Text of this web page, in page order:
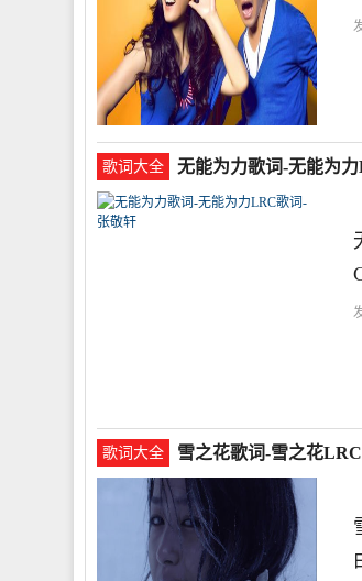
歌词大全 无能为力歌词-无能为
歌词大全 雪之花歌词-雪之花